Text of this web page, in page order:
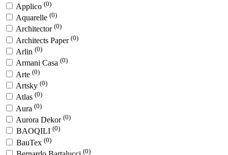
Applico (0)
Aquarelle (0)
Architector (0)
Architects Paper (0)
Arlin (0)
Armani Casa (0)
Arte (0)
Artsky (0)
Atlas (0)
Aura (0)
Aurora Dekor (0)
BAOQILI (0)
BauTex (0)
(0)